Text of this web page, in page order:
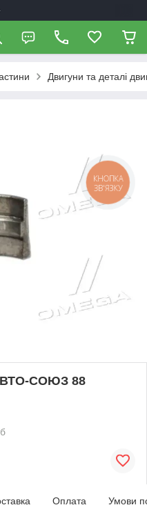
Двигуни та деталі
СОЮЗ 88
Оплата Умови
КНОПКА
ЗВ'ЯЗКУ